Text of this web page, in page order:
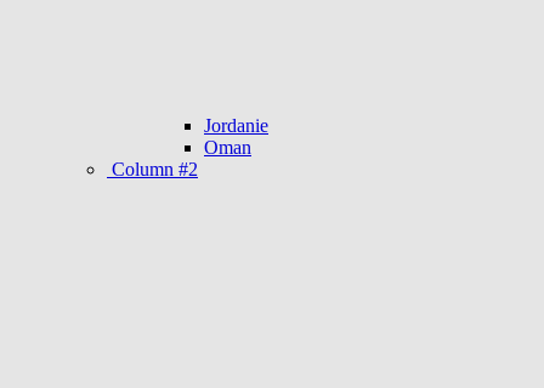
Jordanie
Oman
Column #2